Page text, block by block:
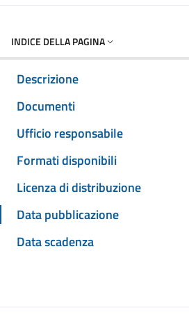
INDICE DELLA PAGINA
Descrizione
Documenti
Ufficio responsabile
Formati disponibili
Licenza di distribuzione
Data pubblicazione
Data scadenza